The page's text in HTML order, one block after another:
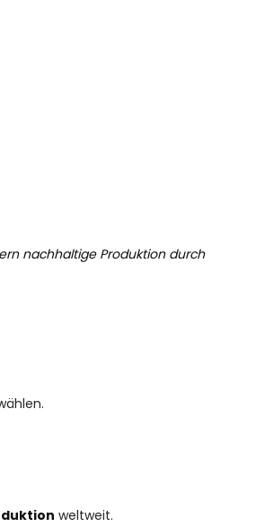
nachhaltige Produktion durch
weltweit.